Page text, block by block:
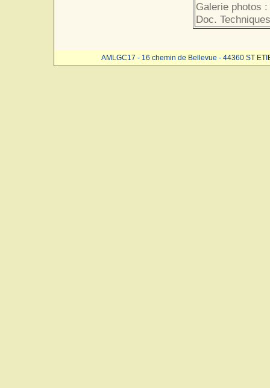
Galerie photos :
Doc.
AMLGC17 - 16 chemin de Bellevue - 44360 ST